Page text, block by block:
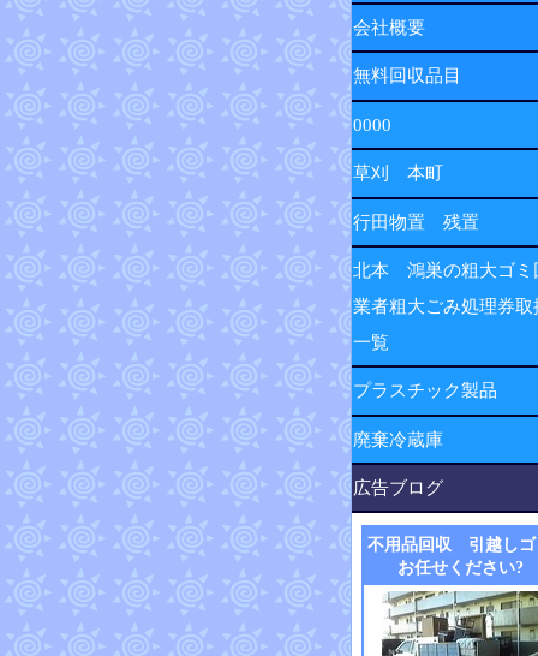
会社概要
無料回収品目
0000
草刈 本町
行田物置 残置
北本 鴻巣の粗大ゴミ
業者粗大ごみ処理券取
一覧
プラスチック製品
廃棄冷蔵庫
広告ブログ
不用品回収 引越しゴ
お任せください?